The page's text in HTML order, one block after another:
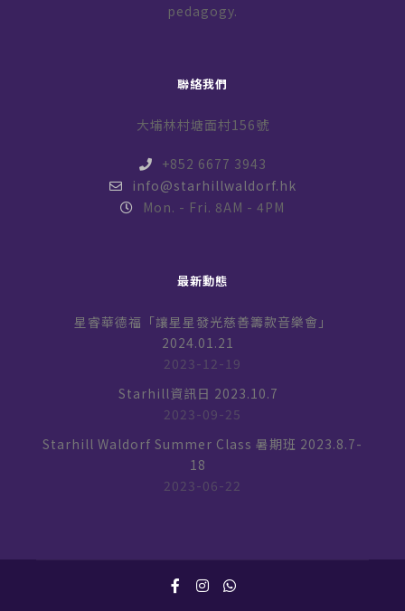
pedagogy.
聯絡我們
大埔林村塘面村156號
+852 6677 3943
info@starhillwaldorf.hk
Mon. - Fri. 8AM - 4PM
最新動態
星睿華德福「讓星星發光慈善籌款音樂會」
2024.01.21
2023-12-19
Starhill資訊日 2023.10.7
2023-09-25
Starhill Waldorf Summer Class 暑期班 2023.8.7-
18
2023-06-22